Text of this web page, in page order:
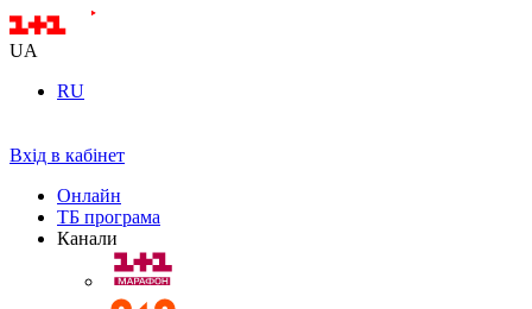
UA
RU
Вхід в кабінет
Онлайн
ТБ програма
Канали